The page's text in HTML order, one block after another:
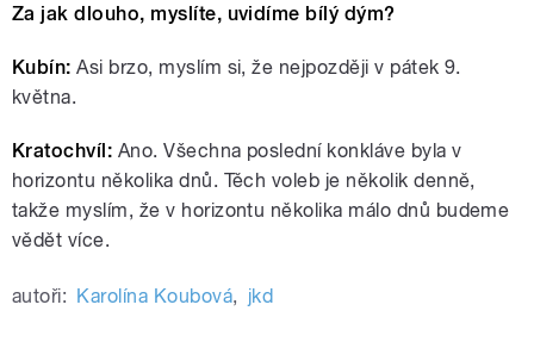
Za jak dlouho, myslíte, uvidíme bílý dým?
Kubín: Asi brzo, myslím si, že nejpozději v pátek 9.
května.
Kratochvíl: Ano. Všechna poslední konkláve byla v
horizontu několika dnů. Těch voleb je několik denně,
takže myslím, že v horizontu několika málo dnů budeme
vědět více.
autoři: Karolína Koubová, jkd